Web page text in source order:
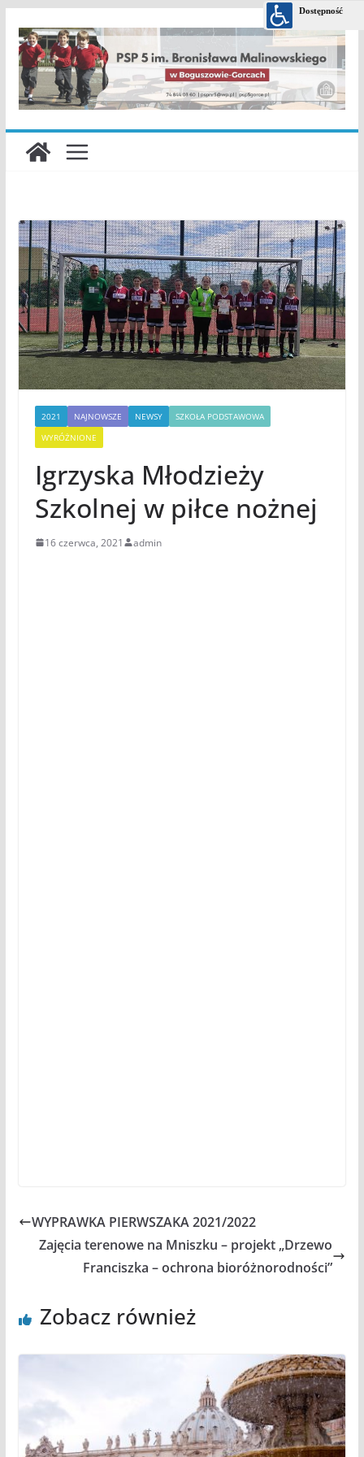
treści
2021 NAJNOWSZE NEWSY
SZKOŁA PODSTAWOWA
WYRÓŻNIONE
Igrzyska Młodzieży
Szkolnej w piłce nożnej
16 czerwca, 2021 admin
WYPRAWKA PIERWSZAKA 2021/2022
Zajęcia terenowe na Mniszku – projekt „Drzewo
Franciszka – ochrona bioróżnorodności”
Zobacz również